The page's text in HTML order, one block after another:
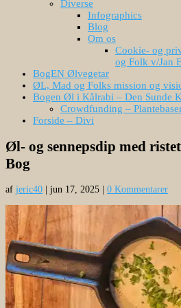
Diverse
Infographics
Blog
Om os
Cookie- og
og Folk v/Jan
BogEN Ølvegetar
ØL, Mad og Folks mission og
Bogen Øl i Kålrabi – Den Sunde
Crowdfunding –
Forside – Divi
Øl- og sennepsdip med
Bog
af jeric40 jun 17, 2025 0 Kommentarer